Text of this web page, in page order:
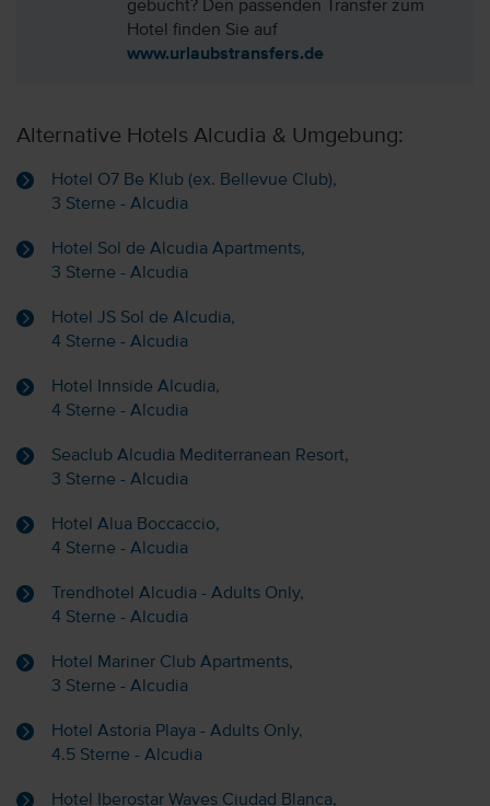
gebucht? Den passenden Transfer zum
Hotel finden Sie auf
www.urlaubstransfers.de
Alternative Hotels Alcudia & Umgebung:
Hotel O7 Be Klub (ex. Bellevue Club),
3 Sterne - Alcudia
Hotel Sol de Alcudia Apartments,
3 Sterne - Alcudia
Hotel JS Sol de Alcudia,
4 Sterne - Alcudia
Hotel Innside Alcudia,
4 Sterne - Alcudia
Seaclub Alcudia Mediterranean Resort,
3 Sterne - Alcudia
Hotel Alua Boccaccio,
4 Sterne - Alcudia
Trendhotel Alcudia - Adults Only,
4 Sterne - Alcudia
Hotel Mariner Club Apartments,
3 Sterne - Alcudia
Hotel Astoria Playa - Adults Only,
4.5 Sterne - Alcudia
Hotel Iberostar Waves Ciudad Blanca,